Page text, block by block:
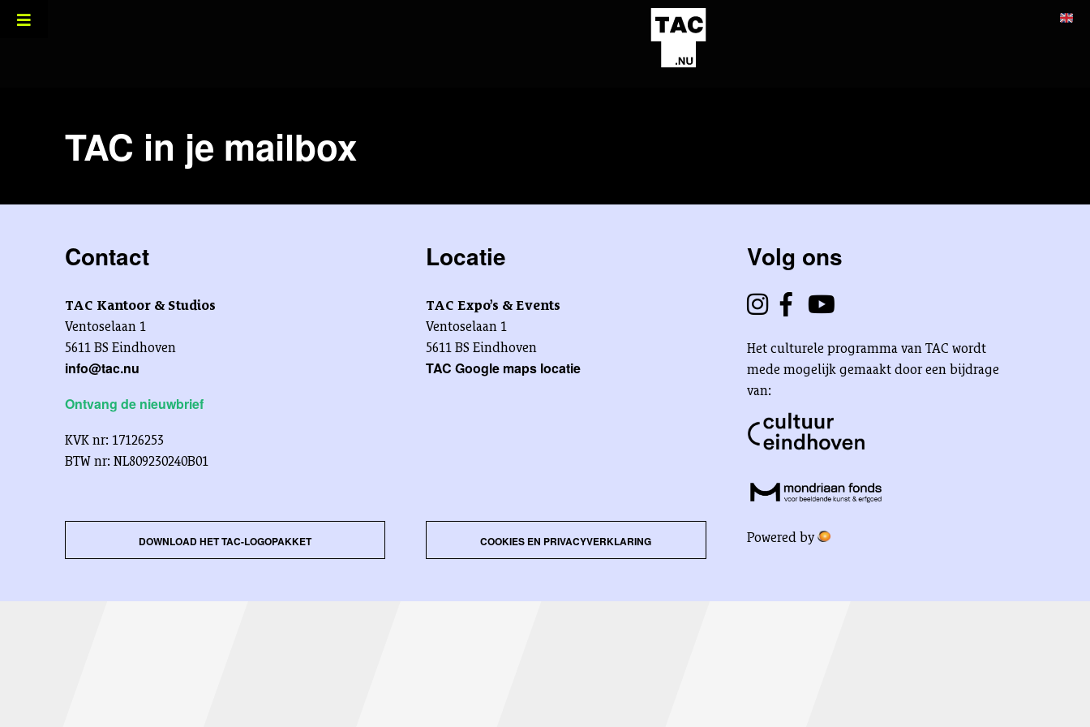
TAC in je mailbox
Contact
TAC Kantoor & Studios
Ventoselaan 1
5611 BS Eindhoven
info@tac.nu
Ontvang de nieuwbrief
KVK nr: 17126253
BTW nr: NL809230240B01
DOWNLOAD HET TAC-LOGOPAKKET
Locatie
TAC Expo’s & Events
Ventoselaan 1
5611 BS Eindhoven
TAC Google maps locatie
COOKIES EN PRIVACYVERKLARING
Volg ons
Het culturele programma van TAC wordt
mede mogelijk gemaakt door een bijdrage
van:
Powered by